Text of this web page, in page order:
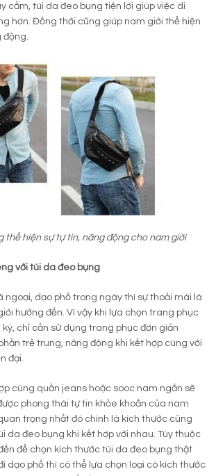
cầm, túi da đeo bụng tiện lợi giúp việc di
hơn. Đồng thời cũng giúp nam giới thể hiện
động.
thể hiện sự tự tin, năng động cho nam giới
với túi da đeo bụng
ngoại, dạo phố trong ngày thì sự thoải mái là
hướng đến. Vì vậy khi lựa chọn trang phục
chỉ cần sử dụng trang phục đơn giản
trẻ trung, năng động khi kết hợp cùng với
đại.
cùng quần jeans hoặc sooc nam ngắn sẽ
phong thái tự tin khỏe khoắn của nam
trọng nhất đó chính là kích thước cũng
da đeo bụng khi kết hợp với nhau. Tùy thuộc
để chọn kích thước túi da đeo bụng thật
dạo phố thì có thể lựa chọn loại có kích thước